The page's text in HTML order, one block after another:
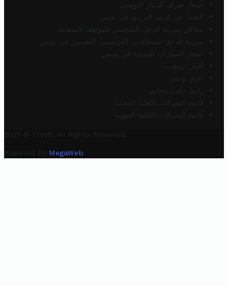
أسعار صرف الدينار التونسي
البحث عن الرمز البريدي في تونس
محاكي ضريبة الدخل الشخصي للموظف/المتقاعد
ضريبة الدخل للمتقاعدين الفرنسيين المقيمين في تونس
أسعار السيارات الجديدة في تونس
أخبار تروفيت
أخبار تونس
رابط خلفي مجاني
قائمة الشركات الأهلية المحلية
قائمة الشركات الأهلية الجهوية
2025 © Trovit. All Rights Reserved.
Powered By MegaWeb